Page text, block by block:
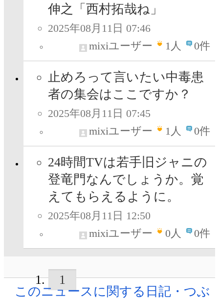
伸之「西村拓哉ね」
2025年08月11日 07:46
mixiユーザー
1人 0件
止めろって言いたい中毒患
者の集会はここですか？
2025年08月11日 07:45
mixiユーザー
1人 0件
24時間TVは若手旧ジャニの
登竜門なんでしょうか。覚
えてもらえるように。
2025年08月11日 12:50
mixiユーザー
0人 0件
1
このニュースに関する日記・つぶ